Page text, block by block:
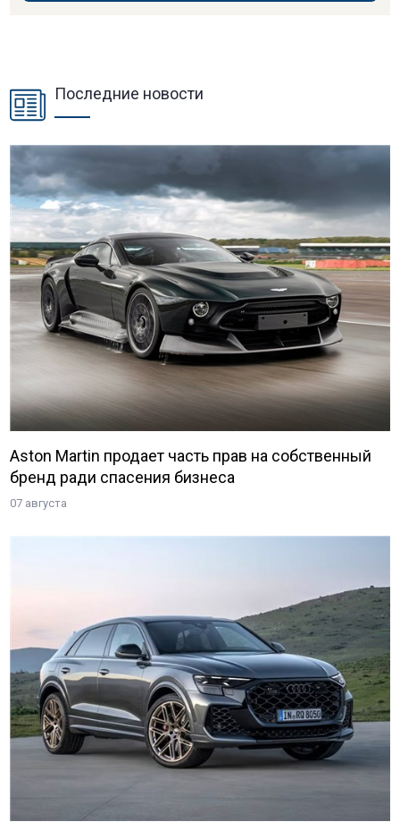
Последние новости
Aston Martin продает часть прав на собственный
бренд ради спасения бизнеса
07 августа